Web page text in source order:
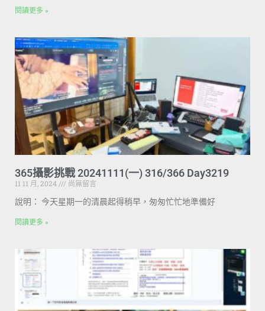
閱讀更多 »
365攝影挑戰 20241111(一) 316/366 Day3219
11 11 月, 2024
尚無留言
說明： 今天星期一的清晨起得稍早，匆匆忙忙地準備好
閱讀更多 »